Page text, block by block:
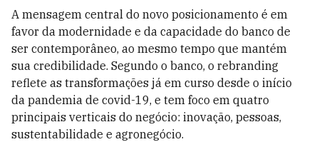
A mensagem central do novo posicionamento é em
favor da modernidade e da capacidade do banco de
ser contemporâneo, ao mesmo tempo que mantém
sua credibilidade. Segundo o banco, o rebranding
reflete as transformações já em curso desde o início
da pandemia de covid-19, e tem foco em quatro
principais verticais do negócio: inovação, pessoas,
sustentabilidade e agronegócio.